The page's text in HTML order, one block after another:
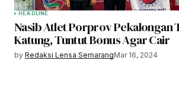
HEADLINE
Nasib Atlet Porprov Pekalongan
Katung, Tuntut Bonus Agar Cair
by Redaksi Lensa SemarangMar 16, 2024